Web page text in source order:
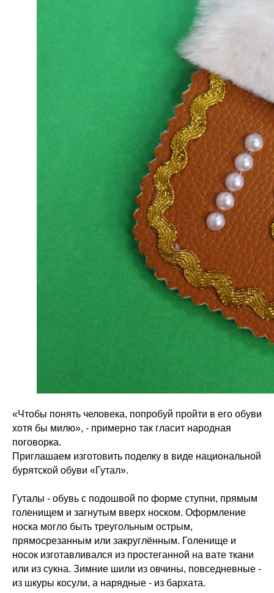
«Чтобы понять человека, попробуй пройти в его обуви
хотя бы милю», - примерно так гласит народная
поговорка.
Приглашаем изготовить поделку в виде национальной
бурятской обуви «Гутал».
Гуталы - обувь с подошвой по форме ступни, прямым
голенищем и загнутым вверх носком. Оформление
носка могло быть треугольным острым,
прямосрезанным или закруглённым. Голенище и
носок изготавливался из простеганной на вате ткани
или из сукна. Зимние шили из овчины, повседневные -
из шкуры косули, а нарядные - из бархата.